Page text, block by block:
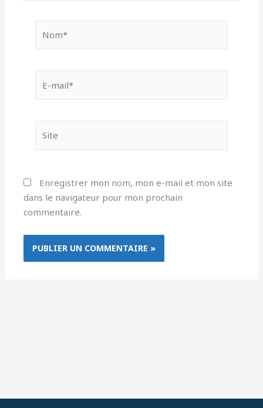
mail*
Enregistrer mon nom, mon e-mail et mon site
dans le navigateur pour mon prochain
commentaire.